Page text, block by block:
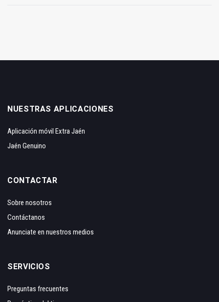
NUESTRAS APLICACIONES
Aplicación móvil Extra Jaén
Jaén Genuino
CONTACTAR
Sobre nosotros
Contáctanos
Anunciate en nuestros medios
SERVICIOS
Preguntas frecuentes